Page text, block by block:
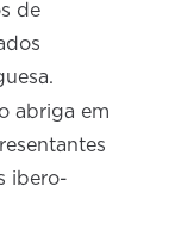
de
abriga em
ibero-